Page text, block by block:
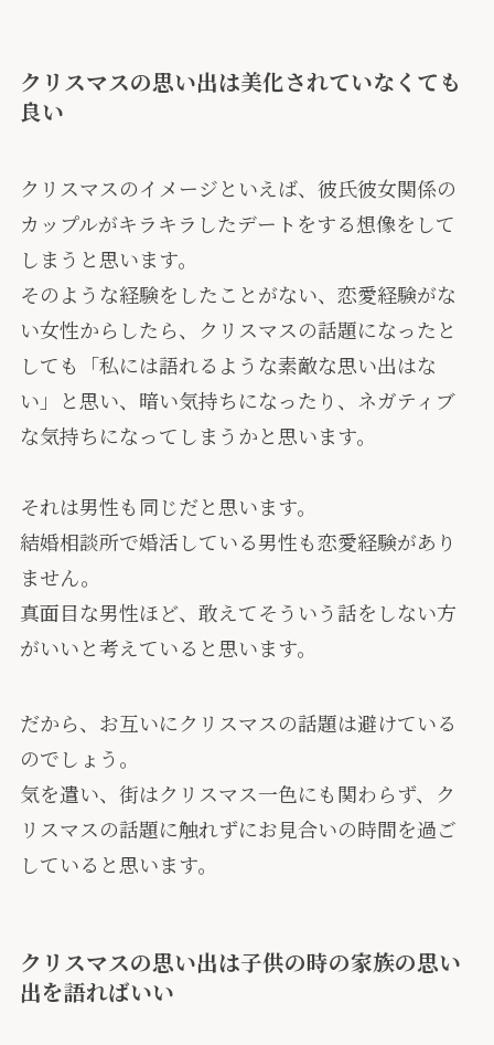
クリスマスの思い出は美化されていなくても
良い
クリスマスのイメージといえば、彼氏彼女関係の
カップルがキラキラしたデートをする想像をして
しまうと思います。
そのような経験をしたことがない、恋愛経験がな
い女性からしたら、クリスマスの話題になったと
しても「私には語れるような素敵な思い出はな
い」と思い、暗い気持ちになったり、ネガティブ
な気持ちになってしまうかと思います。
それは男性も同じだと思います。
結婚相談所で婚活している男性も恋愛経験があり
ません。
真面目な男性ほど、敢えてそういう話をしない方
がいいと考えていると思います。
だから、お互いにクリスマスの話題は避けている
のでしょう。
気を遣い、街はクリスマス一色にも関わらず、ク
リスマスの話題に触れずにお見合いの時間を過ご
していると思います。
クリスマスの思い出は子供の時の家族の思い
出を語ればいい